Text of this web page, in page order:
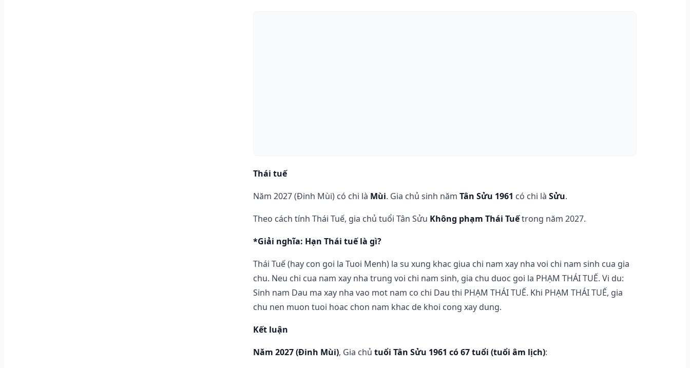
Thái tuế
Năm 2027 (Đinh Mùi) có chi là Mùi. Gia chủ sinh nămTân Sửu 1961 có chi làSửu.
Theo cách tính Thái Tuế, gia chủ tuổi Tân Sửu Không phạm Thái Tuếtrong năm 2027.
*Giải nghĩa: Hạn Thái tuế là gì?
Thái Tuế (hay con goi la Tuoi Menh) la su xung khac giua chi nam xay nha voi chi nam sinh cua gia
chu. Neu chi cua nam xay nha trung voi chi nam sinh, gia chu duoc goi la PHẠM THÁI TUẾ. Vi du:
Sinh nam Dau ma xay nha vao mot nam co chi Dau thi PHẠM THÁI TUẾ. Khi PHẠM THÁI TUẾ, gia
chu nen muon tuoi hoac chon nam khac de khoi cong xay dung.
Kết luận
Năm 2027 (Đinh Mùi), Gia chủtuổi Tân Sửu 1961 có 67 tuổi (tuổi âm lịch):